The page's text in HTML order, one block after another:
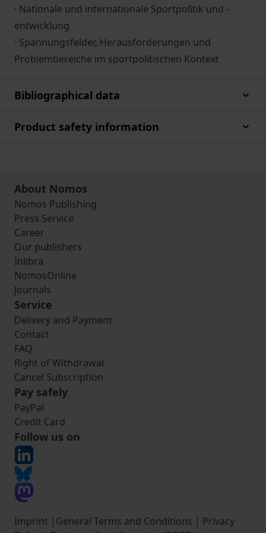
· Nationale und internationale Sportpolitik und -
entwicklung
· Spannungsfelder, Herausforderungen und
Problembereiche im sportpolitischen Kontext
Bibliographical data
Product safety information
About Nomos
Nomos Publishing
Press Service
Career
Our publishers
Inlibra
NomosOnline
Journals
Service
Delivery and Payment
Contact
FAQ
Right of Withdrawal
Cancel Subscription
Pay safely
PayPal
Credit Card
Follow us on
Imprint | General Terms and Conditions | Privacy